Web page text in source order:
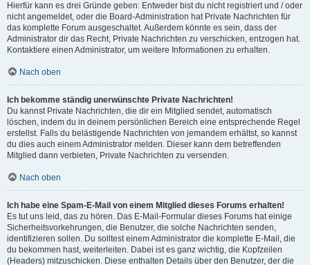
Hierfür kann es drei Gründe geben: Entweder bist du nicht registriert und / oder
nicht angemeldet, oder die Board-Administration hat Private Nachrichten für
das komplette Forum ausgeschaltet. Außerdem könnte es sein, dass der
Administrator dir das Recht, Private Nachrichten zu verschicken, entzogen hat.
Kontaktiere einen Administrator, um weitere Informationen zu erhalten.
Nach oben
Ich bekomme ständig unerwünschte Private Nachrichten!
Du kannst Private Nachrichten, die dir ein Mitglied sendet, automatisch
löschen, indem du in deinem persönlichen Bereich eine entsprechende Regel
erstellst. Falls du belästigende Nachrichten von jemandem erhältst, so kannst
du dies auch einem Administrator melden. Dieser kann dem betreffenden
Mitglied dann verbieten, Private Nachrichten zu versenden.
Nach oben
Ich habe eine Spam-E-Mail von einem Mitglied dieses Forums erhalten!
Es tut uns leid, das zu hören. Das E-Mail-Formular dieses Forums hat einige
Sicherheitsvorkehrungen, die Benutzer, die solche Nachrichten senden,
identifizieren sollen. Du solltest einem Administrator die komplette E-Mail, die
du bekommen hast, weiterleiten. Dabei ist es ganz wichtig, die Kopfzeilen
(Headers) mitzuschicken. Diese enthalten Details über den Benutzer, der die